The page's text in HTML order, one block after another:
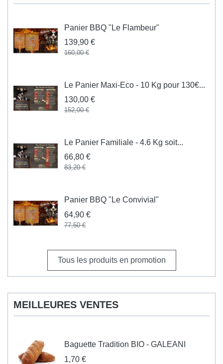
Panier BBQ "Le Flambeur"
139,90 €
160,00 €
Le Panier Maxi-Eco - 10 Kg pour 130€...
130,00 €
152,00 €
Le Panier Familiale - 4.6 Kg soit...
66,80 €
83,20 €
Panier BBQ "Le Convivial"
64,90 €
77,50 €
Tous les produits en promotion
MEILLEURES VENTES
Baguette Tradition BIO - GALEANI
1,70 €